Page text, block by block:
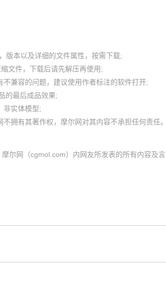
版本以及详细的文件属性，按需下载;
文件，下载后请先解压再使用;
兼容的问题，建议使用作者标注的软件打开;
的最后成品效果;
非实体模型;
尔网（cgmol.com）内网友所发表的所有内容及